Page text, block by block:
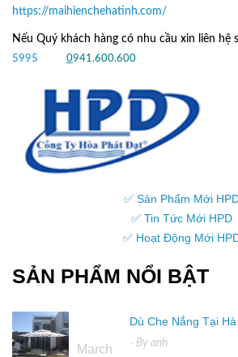
https://maihienchehatinh.com/
Nếu Quý khách hàng có nhu cầu xin liên hệ
5995
0941.600.600
✅ Sản Phẩm Mới
✅ Tin Tức Mới HPD
✅ Hoạt Động Mới
SẢN PHẨM NỔI BẬT
March
Dù Che Nắng Tại
- By anh